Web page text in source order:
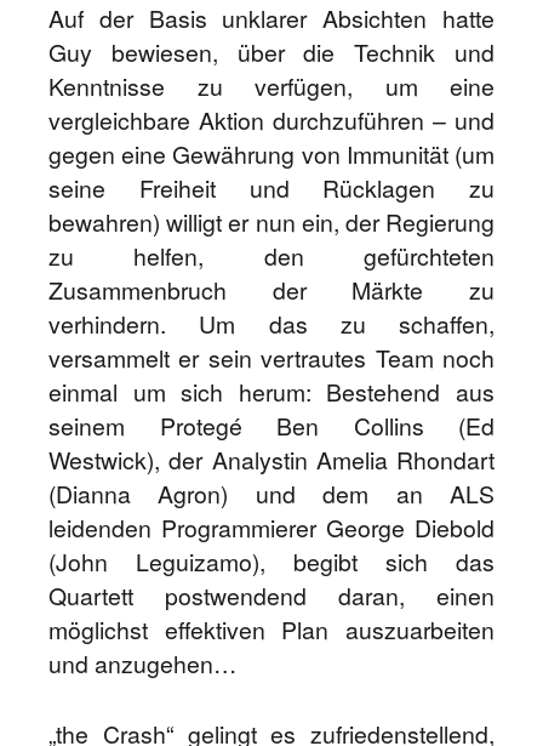
Auf der Basis unklarer Absichten hatte
Guy bewiesen, über die Technik und
Kenntnisse zu verfügen, um eine
vergleichbare Aktion durchzuführen – und
gegen eine Gewährung von Immunität (um
seine Freiheit und Rücklagen zu
bewahren) willigt er nun ein, der Regierung
zu helfen, den gefürchteten
Zusammenbruch der Märkte zu
verhindern. Um das zu schaffen,
versammelt er sein vertrautes Team noch
einmal um sich herum: Bestehend aus
seinem Protegé Ben Collins (Ed
Westwick), der Analystin Amelia Rhondart
(Dianna Agron) und dem an ALS
leidenden Programmierer George Diebold
(John Leguizamo), begibt sich das
Quartett postwendend daran, einen
möglichst effektiven Plan auszuarbeiten
und anzugehen…
„the Crash“ gelingt es zufriedenstellend,